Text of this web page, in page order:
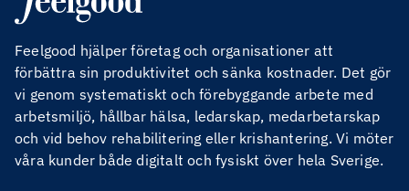
Feelgood hjälper företag och organisationer att
förbättra sin produktivitet och sänka kostnader. Det gör
vi genom systematiskt och förebyggande arbete med
arbetsmiljö, hållbar hälsa, ledarskap, medarbetarskap
och vid behov rehabilitering eller krishantering. Vi möter
våra kunder både digitalt och fysiskt över hela Sverige.